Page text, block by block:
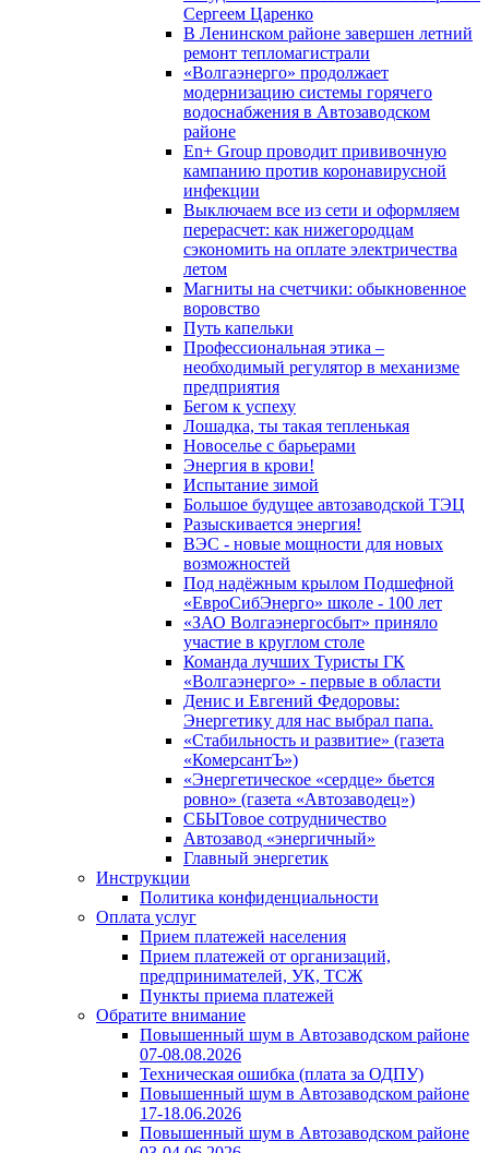
Сергеем Царенко
В Ленинском районе завершен летний
ремонт тепломагистрали
«Волгаэнерго» продолжает
модернизацию системы горячего
водоснабжения в Автозаводском
районе
En+ Group проводит прививочную
кампанию против коронавирусной
инфекции
Выключаем все из сети и оформляем
перерасчет: как нижегородцам
сэкономить на оплате электричества
летом
Магниты на счетчики: обыкновенное
воровство
Путь капельки
Профессиональная этика –
необходимый регулятор в механизме
предприятия
Бегом к успеху
Лошадка, ты такая тепленькая
Новоселье с барьерами
Энергия в крови!
Испытание зимой
Большое будущее автозаводской ТЭЦ
Разыскивается энергия!
ВЭС - новые мощности для новых
возможностей
Под надёжным крылом Подшефной
«ЕвроСибЭнерго» школе - 100 лет
«ЗАО Волгаэнергосбыт» приняло
участие в круглом столе
Команда лучших Туристы ГК
«Волгаэнерго» - первые в области
Денис и Евгений Федоровы:
Энергетику для нас выбрал папа.
«Стабильность и развитие» (газета
«КомерсантЪ»)
«Энергетическое «сердце» бьется
ровно» (газета «Автозаводец»)
СБЫТовое сотрудничество
Автозавод «энергичный»
Главный энергетик
Инструкции
Политика конфиденциальности
Оплата услуг
Прием платежей населения
Прием платежей от организаций,
предпринимателей, УК, ТСЖ
Пункты приема платежей
Обратите внимание
Повышенный шум в Автозаводском районе
07-08.08.2026
Техническая ошибка (плата за ОДПУ)
Повышенный шум в Автозаводском районе
17-18.06.2026
Повышенный шум в Автозаводском районе